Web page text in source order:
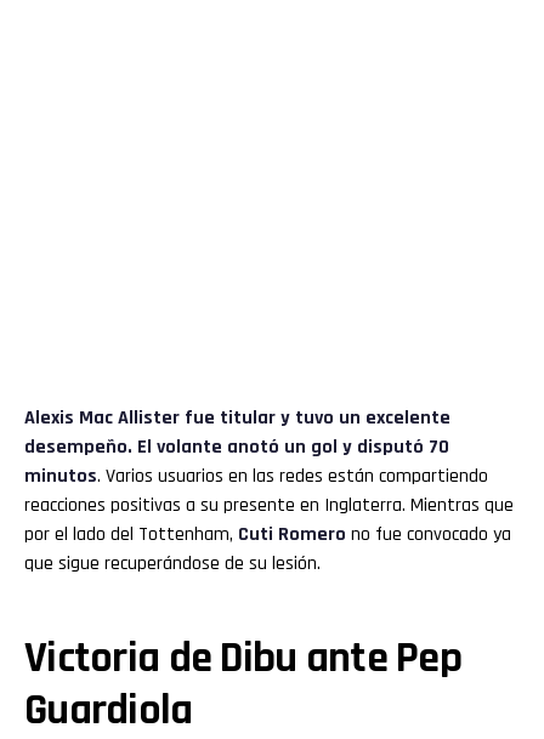
Alexis Mac Allister fue titular y tuvo un excelente
desempeño. El volante anotó un gol y disputó 70
minutos. Varios usuarios en las redes están compartiendo
reacciones positivas a su presente en Inglaterra. Mientras que
por el lado del Tottenham, Cuti Romero no fue convocado ya
que sigue recuperándose de su lesión.
Victoria de Dibu ante Pep
Guardiola